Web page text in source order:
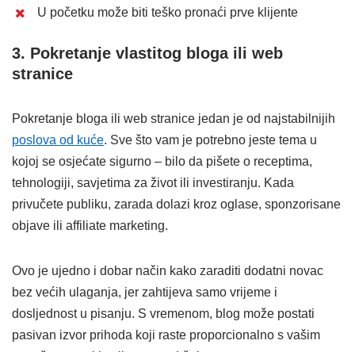
U početku može biti teško pronaći prve klijente
3. Pokretanje vlastitog bloga ili web
stranice
Pokretanje bloga ili web stranice jedan je od najstabilnijih
poslova od kuće. Sve što vam je potrebno jeste tema u
kojoj se osjećate sigurno – bilo da pišete o receptima,
tehnologiji, savjetima za život ili investiranju. Kada
privučete publiku, zarada dolazi kroz oglase, sponzorisane
objave ili affiliate marketing.
Ovo je ujedno i dobar način kako zaraditi dodatni novac
bez većih ulaganja, jer zahtijeva samo vrijeme i
dosljednost u pisanju. S vremenom, blog može postati
pasivan izvor prihoda koji raste proporcionalno s vašim